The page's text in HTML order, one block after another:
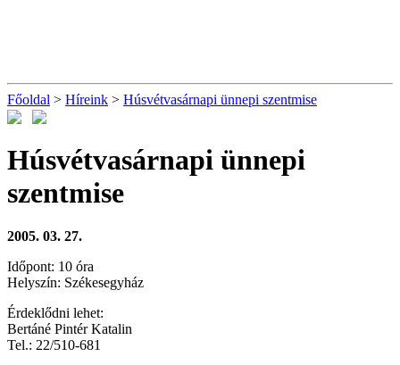
Főoldal > Híreink > Húsvétvasárnapi ünnepi szentmise
Húsvétvasárnapi ünnepi
szentmise
2005. 03. 27.
Időpont: 10 óra
Helyszín: Székesegyház
Érdeklődni lehet:
Bertáné Pintér Katalin
Tel.: 22/510-681